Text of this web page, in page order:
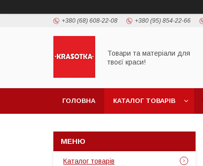
+380 (68) 608-22-08 +380 (95) 854-22-66
Товари та матеріали для
твоєї краси!
ГОЛОВНА КАТАЛОГ ТОВАРIВ
Каталог товарiв